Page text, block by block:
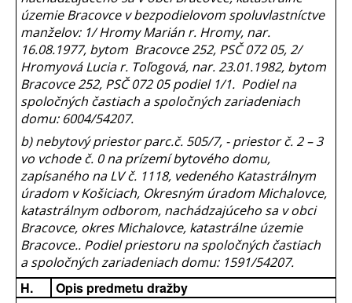
územie Bracovce v bezpodielovom spoluvlastníctve
manželov: 1/ Hromy Marián r. Hromy, nar.
16.08.1977, bytom Bracovce 252, PSČ 072 05, 2/
Hromyová Lucia r. Toľogová, nar. 23.01.1982, bytom
Bracovce 252, PSČ 072 05 podiel 1/1. Podiel na
spoločných častiach a spoločných zariadeniach
domu: 6004/54207.
b) nebytový priestor parc.č. 505/7, - priestor č. 2 – 3
vo vchode č. 0 na prízemí bytového domu,
zapísaného na LV č. 1118, vedeného Katastrálnym
úradom v Košiciach, Okresným úradom Michalovce,
katastrálnym odborom, nachádzajúceho sa v obci
Bracovce, okres Michalovce, katastrálne územie
Bracovce.. Podiel priestoru na spoločných častiach
a spoločných zariadeniach domu: 1591/54207.
H. Opis predmetu dražby